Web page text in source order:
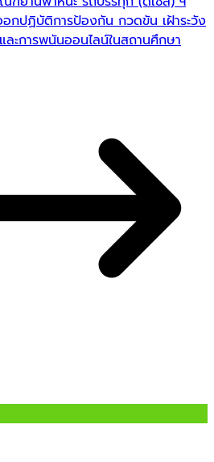
อกปฏิบัติการป้องกัน กวดขัน เฝ้าระวัง
ะการพนันออนไลน์ในสถานศึกษา